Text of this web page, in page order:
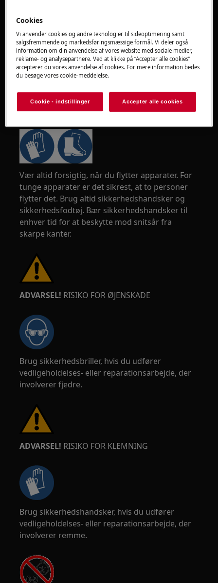
ADVARSEL!RISIKO FOR SKADE
Vær altid forsigtig, når du flytter apparater. For
tunge apparater er det sikrest, at to personer
flytter det. Brug altid sikkerhedshandsker og
sikkerhedsfodtøj. Bær sikkerhedshandsker til
enhver tid for at beskytte mod snitsår fra
skarpe kanter.
ADVARSEL! RISIKO FOR ØJENSKADE
Brug sikkerhedsbriller, hvis du udfører
vedligeholdelses- eller reparationsarbejde, der
involverer fjedre.
ADVARSEL! RISIKO FOR KLEMNING
Brug sikkerhedshandsker, hvis du udfører
vedligeholdelses- eller reparationsarbejde, der
involverer remme.
Cookies
Vi anvender cookies og andre teknologier til sideoptimering samt
salgsfremmende og markedsføringsmæssige formål. Vi deler også
information om din anvendelse af vores website med sociale medier,
reklame- og analysepartnere. Ved at klikke på “Accepter alle cookies”
accepterer du vores anvendelse af cookies. For mere information bedes
du besøge vores cookie-meddelelse.
Cookie - indstillinger Accepter alle cookies